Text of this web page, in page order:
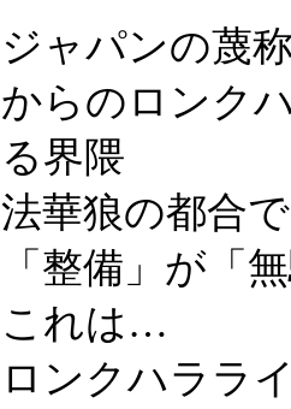
ジャパンの蔑
からのロンク
る界隈
法華狼の都合
「整備」が「
これは…
ロンクハララ